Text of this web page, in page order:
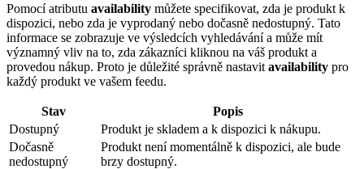
Pomocí atributu availability můžete specifikovat, zda je produkt k
dispozici, nebo zda je vyprodaný nebo dočasně nedostupný. Tato
informace se zobrazuje ve výsledcích vyhledávání a může mít
významný vliv na to, zda zákazníci kliknou na váš produkt a
provedou nákup. Proto je důležité správně nastavit availability pro
každý produkt ve vašem feedu.
Stav
Popis
Dostupný
Produkt je skladem a k dispozici k nákupu.
Dočasně
nedostupný
Produkt není momentálně k dispozici, ale bude
brzy dostupný.